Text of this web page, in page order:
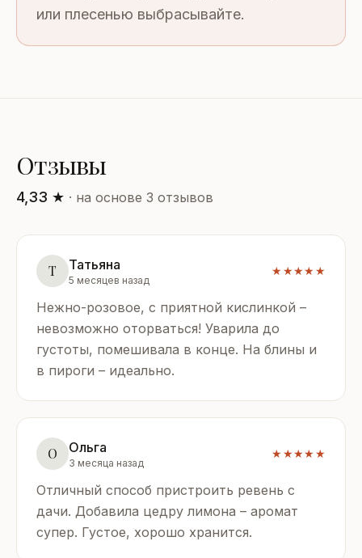
или плесенью выбрасывайте.
Отзывы
4,33 ★ · на основе 3 отзывов
Т Татьяна
5 месяцев назад
★★★★★
Нежно-розовое, с приятной кислинкой –
невозможно оторваться! Уварила до
густоты, помешивала в конце. На блины и
в пироги – идеально.
О Ольга
3 месяца назад
★★★★★
Отличный способ пристроить ревень с
дачи. Добавила цедру лимона – аромат
супер. Густое, хорошо хранится.